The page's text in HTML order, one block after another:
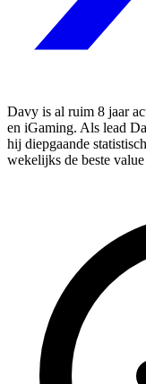
Davy is al ruim 8 jaar
en iGaming. Als lead
hij diepgaande
wekelijks de beste